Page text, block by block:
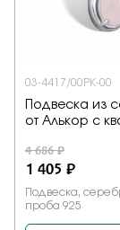
03-4417/00РК-00
Подвеска из
от Алькор с
4 686 ₽
1 405 ₽
Подвеска,
проба 925
политики